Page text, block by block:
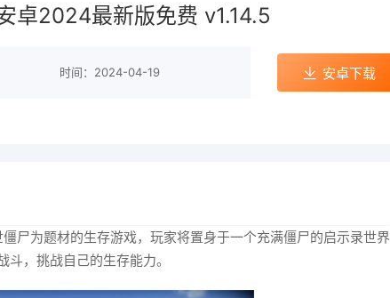
卓2024最新版免费 v1.14.5
时间：2024-04-19 安卓下载
尸为题材的生存游戏，玩家将置身于一个充满僵尸的启示录世界
，挑战自己的生存能力。